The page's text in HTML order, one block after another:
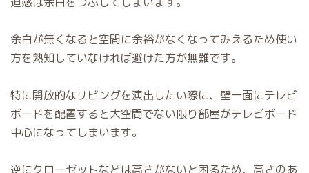
余白が無くなると空間に余裕がなくなってみえるため使い
方を熟知していなければ避けた方が無難です。
特に開放的なリビングを演出したい際に、壁一面にテレビ
ボードを配置すると大空間でない限り部屋がテレビボード
中心になってしまいます。
逆にクローゼットなどは高さがないと困るため、高さのあ